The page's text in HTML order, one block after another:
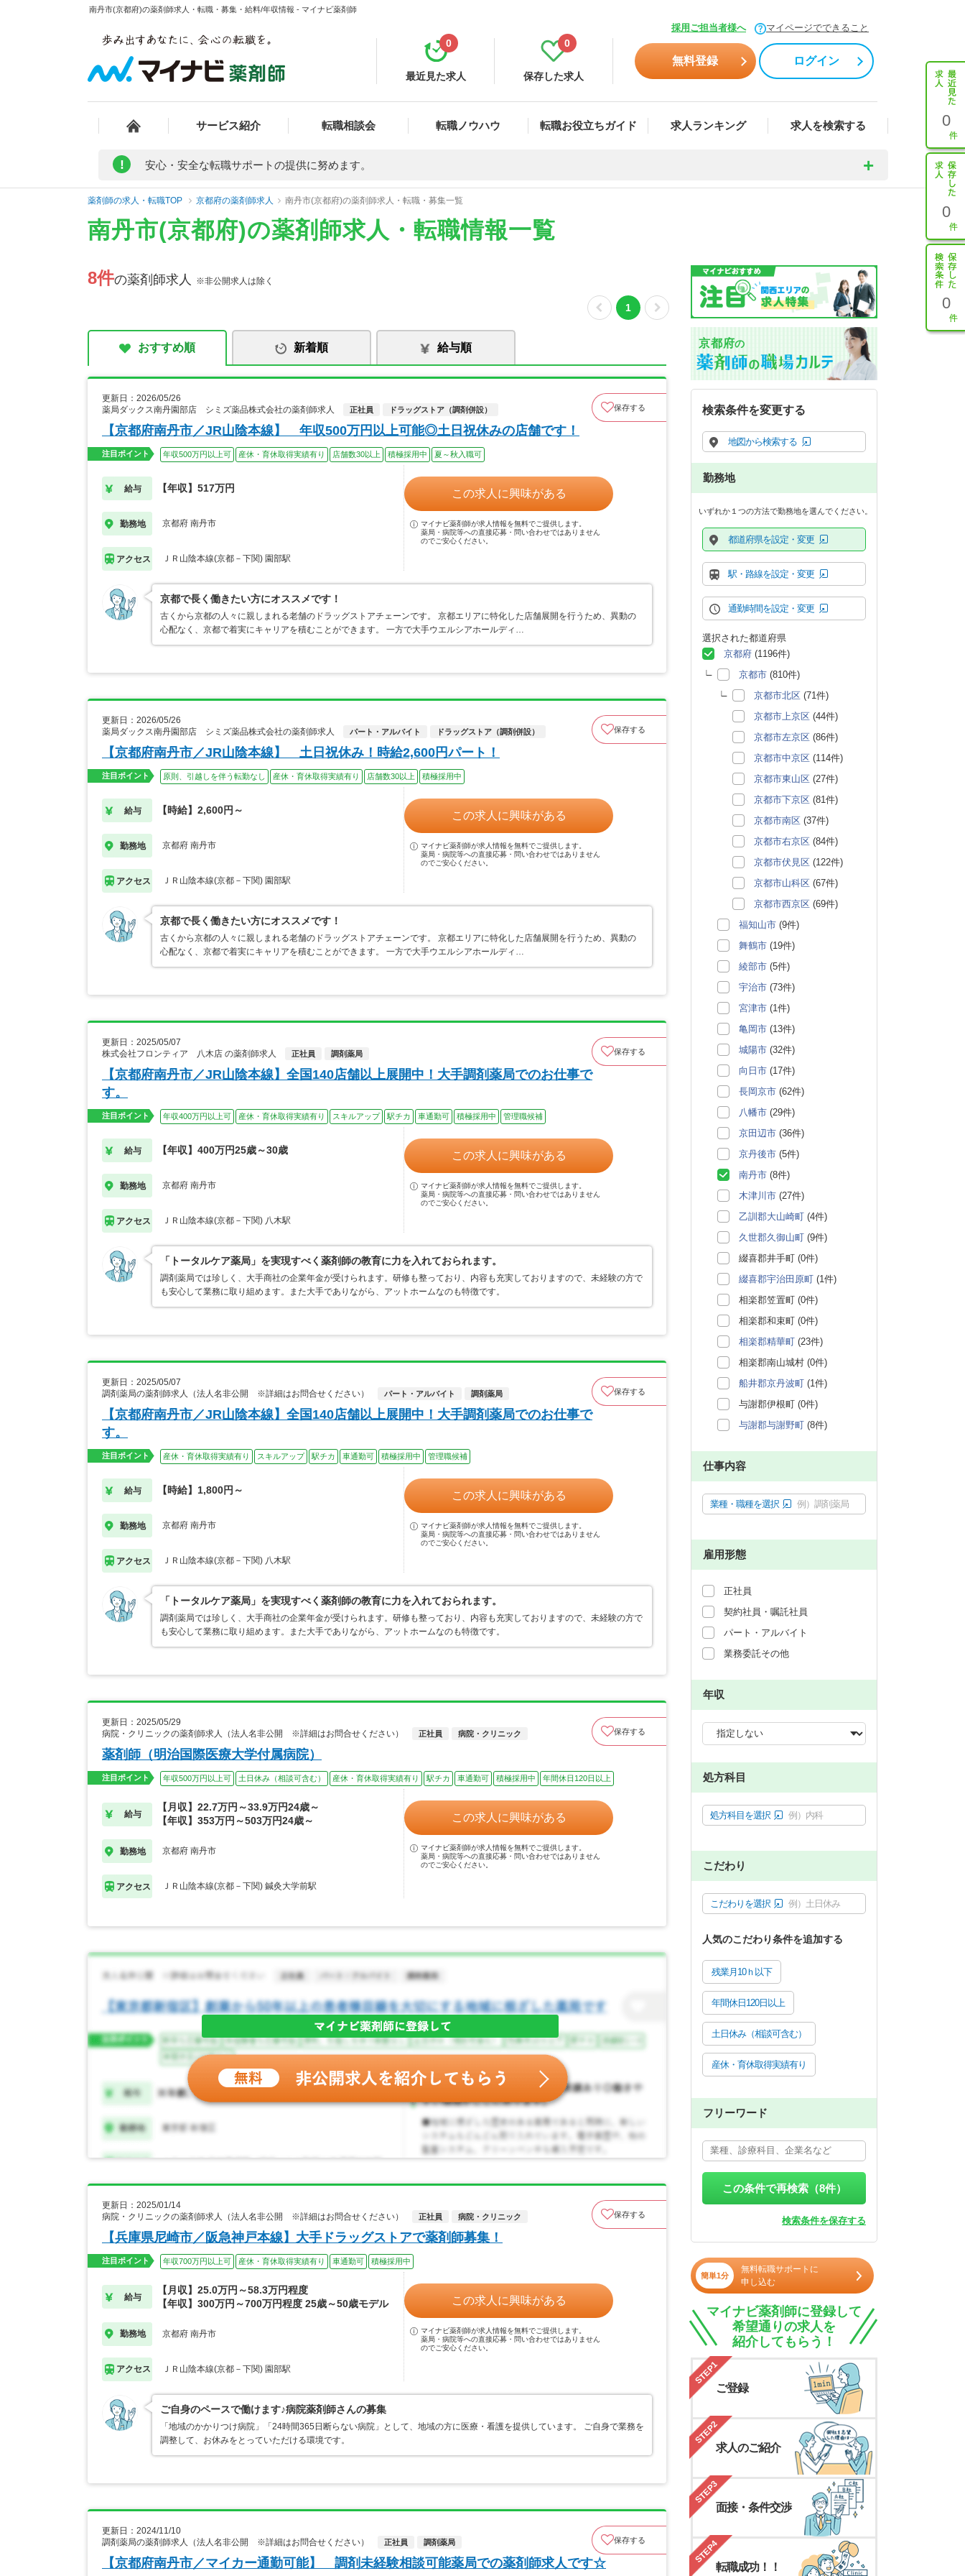
南丹市(京都府)の薬剤師求人・転職・募集・給料/年収情報 - マイナビ薬剤師
採用ご担当者様へ マイページでできること
最近見た求人
0
保存した求人
0
無料登録 ログイン
サービス紹介 転職相談会 転職ノウハウ 転職お役立ちガイド 求人ランキング 求人を検索する 0
0
0
! 安心・安全な転職サポートの提供に努めます。
薬剤師の求人・転職TOP 京都府の薬剤師求人 南丹市(京都府)の薬剤師求人・転職・募集一覧
南丹市(京都府)の薬剤師求人・転職情報一覧
8件の薬剤師求人 ※非公開求人は除く
1
おすすめ順 新着順 給与順
更新日：2026/05/26
薬局ダックス南丹園部店 シミズ薬品株式会社の薬剤師求人
正社員 ドラッグストア（調剤併設） 保存する
【京都府南丹市／JR山陰本線】 年収500万円以上可能◎土日祝休みの店舗です！
注目ポイント 年収500万円以上可 産休・育休取得実績有り 店舗数30以上 積極採用中 夏～秋入職可
給与 【年収】517万円
勤務地 京都府 南丹市
アクセス ＪＲ山陰本線(京都－下関) 園部駅
この求人に興味がある
マイナビ薬剤師が求人情報を無料でご提供します。
薬局・病院等への直接応募・問い合わせではありません
のでご安心ください。
京都で長く働きたい方にオススメです！
古くから京都の人々に親しまれる老舗のドラッグストアチェーンです。 京都エリアに特化した店舗展開を行うため、異動の
心配なく、京都で着実にキャリアを積むことができます。 一方で大手ウエルシアホールディ…
更新日：2026/05/26
薬局ダックス南丹園部店 シミズ薬品株式会社の薬剤師求人
パート・アルバイト ドラッグストア（調剤併設） 保存する
【京都府南丹市／JR山陰本線】 土日祝休み！時給2,600円パート！
注目ポイント 原則、引越しを伴う転勤なし 産休・育休取得実績有り 店舗数30以上 積極採用中
給与 【時給】2,600円～
勤務地 京都府 南丹市
アクセス ＪＲ山陰本線(京都－下関) 園部駅
この求人に興味がある
マイナビ薬剤師が求人情報を無料でご提供します。
薬局・病院等への直接応募・問い合わせではありません
のでご安心ください。
京都で長く働きたい方にオススメです！
古くから京都の人々に親しまれる老舗のドラッグストアチェーンです。 京都エリアに特化した店舗展開を行うため、異動の
心配なく、京都で着実にキャリアを積むことができます。 一方で大手ウエルシアホールディ…
更新日：2025/05/07
株式会社フロンティア 八木店 の薬剤師求人
正社員 調剤薬局 保存する
【京都府南丹市／JR山陰本線】全国140店舗以上展開中！大手調剤薬局でのお仕事で
す。
注目ポイント 年収400万円以上可 産休・育休取得実績有り スキルアップ 駅チカ 車通勤可 積極採用中 管理職候補
給与 【年収】400万円25歳～30歳
勤務地 京都府 南丹市
アクセス ＪＲ山陰本線(京都－下関) 八木駅
この求人に興味がある
マイナビ薬剤師が求人情報を無料でご提供します。
薬局・病院等への直接応募・問い合わせではありません
のでご安心ください。
「トータルケア薬局」を実現すべく薬剤師の教育に力を入れておられます。
調剤薬局では珍しく、大手商社の企業年金が受けられます。研修も整っており、内容も充実しておりますので、未経験の方で
も安心して業務に取り組めます。また大手でありながら、アットホームなのも特徴です。
更新日：2025/05/07
調剤薬局の薬剤師求人（法人名非公開 ※詳細はお問合せください）
パート・アルバイト 調剤薬局 保存する
【京都府南丹市／JR山陰本線】全国140店舗以上展開中！大手調剤薬局でのお仕事で
す。
注目ポイント 産休・育休取得実績有り スキルアップ 駅チカ 車通勤可 積極採用中 管理職候補
給与 【時給】1,800円～
勤務地 京都府 南丹市
アクセス ＪＲ山陰本線(京都－下関) 八木駅
この求人に興味がある
マイナビ薬剤師が求人情報を無料でご提供します。
薬局・病院等への直接応募・問い合わせではありません
のでご安心ください。
「トータルケア薬局」を実現すべく薬剤師の教育に力を入れておられます。
調剤薬局では珍しく、大手商社の企業年金が受けられます。研修も整っており、内容も充実しておりますので、未経験の方で
も安心して業務に取り組めます。また大手でありながら、アットホームなのも特徴です。
更新日：2025/05/29
病院・クリニックの薬剤師求人（法人名非公開 ※詳細はお問合せください）
正社員 病院・クリニック 保存する
薬剤師（明治国際医療大学付属病院）
注目ポイント 年収500万円以上可 土日休み（相談可含む） 産休・育休取得実績有り 駅チカ 車通勤可 積極採用中 年間休日120日以上
給与
【月収】22.7万円～33.9万円24歳～
【年収】353万円～503万円24歳～
勤務地 京都府 南丹市
アクセス ＪＲ山陰本線(京都－下関) 鍼灸大学前駅
この求人に興味がある
マイナビ薬剤師が求人情報を無料でご提供します。
薬局・病院等への直接応募・問い合わせではありません
のでご安心ください。
更新日：2025/01/14
病院・クリニックの薬剤師求人（法人名非公開 ※詳細はお問合せください）
正社員 病院・クリニック 保存する
【兵庫県尼崎市／阪急神戸本線】大手ドラッグストアで薬剤師募集！
注目ポイント 年収700万円以上可 産休・育休取得実績有り 車通勤可 積極採用中
給与
【月収】25.0万円～58.3万円程度
【年収】300万円～700万円程度 25歳～50歳モデル
勤務地 京都府 南丹市
アクセス ＪＲ山陰本線(京都－下関) 園部駅
この求人に興味がある
マイナビ薬剤師が求人情報を無料でご提供します。
薬局・病院等への直接応募・問い合わせではありません
のでご安心ください。
ご自身のペースで働けます♪病院薬剤師さんの募集
「地域のかかりつけ病院」「24時間365日断らない病院」として、地域の方に医療・看護を提供しています。 ご自身で業務を
調整して、お休みをとっていただける環境です。
更新日：2024/11/10
調剤薬局の薬剤師求人（法人名非公開 ※詳細はお問合せください）
正社員 調剤薬局 保存する
【京都府南丹市／マイカー通勤可能】 調剤未経験相談可能薬局での薬剤師求人です☆
京都府の
検索条件を変更する
地図から検索する
勤務地
いずれか１つの方法で勤務地を選んでください。
都道府県を設定・変更
駅・路線を設定・変更
通勤時間を設定・変更
選択された都道府県
京都府 (1196件)
京都市 (810件)
京都市北区 (71件)
京都市上京区 (44件)
京都市左京区 (86件)
京都市中京区 (114件)
京都市東山区 (27件)
京都市下京区 (81件)
京都市南区 (37件)
京都市右京区 (84件)
京都市伏見区 (122件)
京都市山科区 (67件)
京都市西京区 (69件)
福知山市 (9件)
舞鶴市 (19件)
綾部市 (5件)
宇治市 (73件)
宮津市 (1件)
亀岡市 (13件)
城陽市 (32件)
向日市 (17件)
長岡京市 (62件)
八幡市 (29件)
京田辺市 (36件)
京丹後市 (5件)
南丹市 (8件)
木津川市 (27件)
乙訓郡大山崎町 (4件)
久世郡久御山町 (9件)
綴喜郡井手町 (0件)
綴喜郡宇治田原町 (1件)
相楽郡笠置町 (0件)
相楽郡和束町 (0件)
相楽郡精華町 (23件)
相楽郡南山城村 (0件)
船井郡京丹波町 (1件)
与謝郡伊根町 (0件)
与謝郡与謝野町 (8件)
仕事内容
業種・職種を選択 例）調剤薬局
雇用形態
正社員
契約社員・嘱託社員
パート・アルバイト
業務委託その他
年収
処方科目
処方科目を選択 例）内科
こだわり
こだわりを選択 例）土日休み
人気のこだわり条件を追加する
残業月10ｈ以下
年間休日120日以上
土日休み（相談可含む）
産休・育休取得実績有り
フリーワード
この条件で再検索（8件）
検索条件を保存する
簡単1分
無料転職サポートに
申し込む
マイナビ薬剤師に登録して
希望通りの求人を
紹介してもらう！
STEP1
ご登録
STEP2
求人のご紹介
STEP3
面接・条件交渉
STEP4
転職成功！！